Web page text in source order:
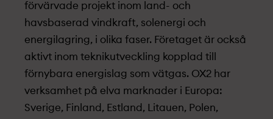
förvärvade projekt­ inom land- och
havsbaserad vindkraft, solenergi och
energilagring, i olika faser. Företaget är också
aktivt inom teknikutveckling kopplad till
förnybara energislag som vätgas. OX2 har
verksamhet på elva marknader i Europa:
Sverige, Finland, Estland, Litauen, Polen,